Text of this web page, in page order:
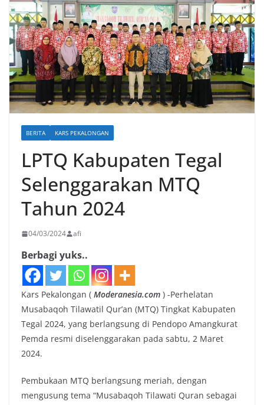
BERITA KARS PEKALONGAN
LPTQ Kabupaten Tegal
Selenggarakan MTQ
Tahun 2024
04/03/2024 afi
Berbagi yuks..
Kars Pekalongan ( Moderanesia.com ) -Perhelatan
Musabaqoh Tilawatil Qur’an (MTQ) Tingkat Kabupaten
Tegal 2024, yang berlangsung di Pendopo Amangkurat
Pemda resmi diselenggarakan pada sabtu, 2 Maret
2024.
Pembukaan MTQ berlangsung meriah, dengan
mengusung tema “Musabaqoh Tilawati Quran sebagai